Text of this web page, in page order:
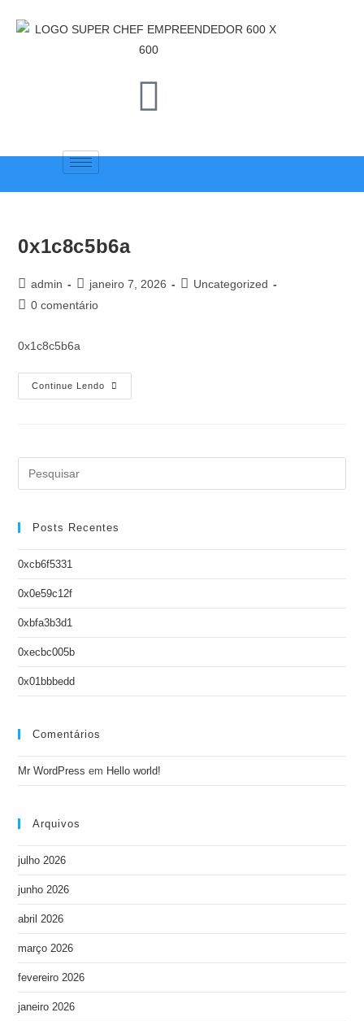
0x1c8c5b6a
admin janeiro 7, 2026
Uncategorized
0 comentário
0x1c8c5b6a
Continue Lendo
Posts Recentes
0xcb6f5331
0x0e59c12f
0xbfa3b3d1
0xecbc005b
0x01bbbedd
Comentários
Mr WordPress em Hello world!
Arquivos
julho 2026
junho 2026
abril 2026
março 2026
fevereiro 2026
janeiro 2026